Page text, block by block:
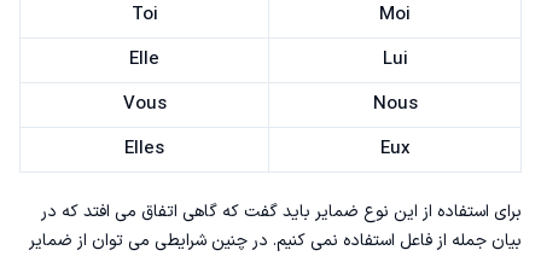
Moi
Toi
Lui
Elle
Nous
Vous
Eux
Elles
برای استفاده از این نوع ضمایر باید گفت که گاهی اتفاق می افتد که در
بیان جمله از فاعل استفاده نمی کنیم. در چنین شرایطی می توان از ضمایر